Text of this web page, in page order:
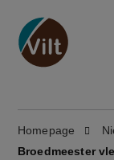
Homepage
Broedmeester